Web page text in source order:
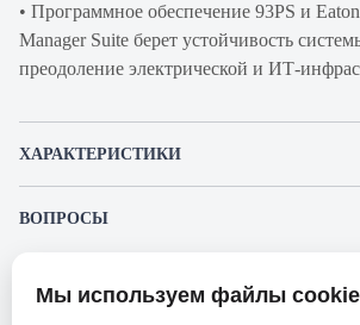
• Программное обеспечение 93PS и
Manager Suite берет устойчивость
преодоление электрической и ИТ-
ХАРАКТЕРИСТИКИ
Производитель
ВОПРОСЫ
Представленные изображения и характеристики могут
Мы используем файлы cookie